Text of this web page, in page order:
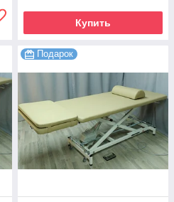
Купить
Подарок